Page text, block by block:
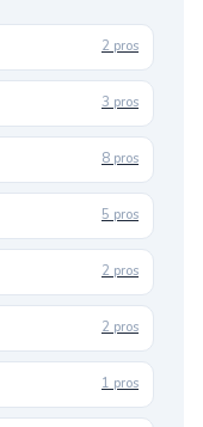
2 pros
3 pros
8 pros
5 pros
2 pros
2 pros
1 pros